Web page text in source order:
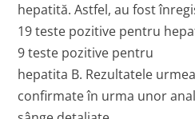
hepatită. Astfel, au fost
19 teste pozitive pentru
9 teste pozitive pentru
hepatita B. Rezultatele
confirmate în urma unor